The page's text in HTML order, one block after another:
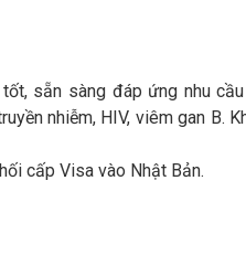
sẵn sàng đáp ứng nhu
nhiễm, HIV, viêm gan B.
cấp Visa vào Nhật Bản.